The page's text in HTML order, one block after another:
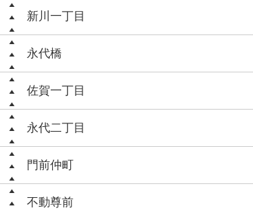
新川一丁目
永代橋
佐賀一丁目
永代二丁目
門前仲町
不動尊前